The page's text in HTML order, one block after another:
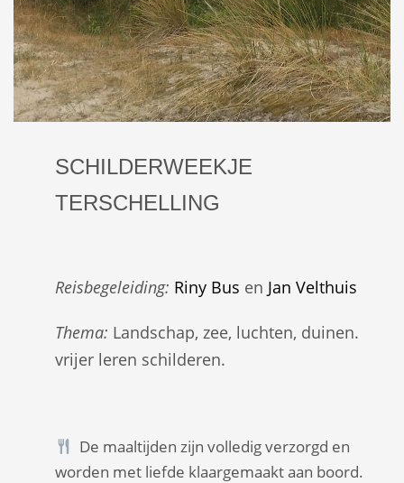
SCHILDERWEEKJE
TERSCHELLING
Reisbegeleiding: Riny Bus en Jan Velthuis
Thema: Landschap, zee, luchten, duinen.
vrijer leren schilderen.
De maaltijden zijn volledig verzorgd en
worden met liefde klaargemaakt aan boord.